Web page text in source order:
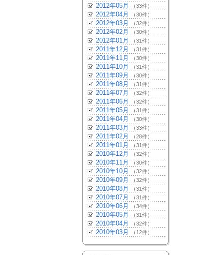
2012年05月 （33件）
2012年04月 （30件）
2012年03月 （32件）
2012年02月 （30件）
2012年01月 （31件）
2011年12月 （31件）
2011年11月 （30件）
2011年10月 （31件）
2011年09月 （30件）
2011年08月 （31件）
2011年07月 （32件）
2011年06月 （32件）
2011年05月 （31件）
2011年04月 （30件）
2011年03月 （33件）
2011年02月 （28件）
2011年01月 （31件）
2010年12月 （32件）
2010年11月 （30件）
2010年10月 （32件）
2010年09月 （32件）
2010年08月 （31件）
2010年07月 （31件）
2010年06月 （34件）
2010年05月 （31件）
2010年04月 （32件）
2010年03月 （12件）